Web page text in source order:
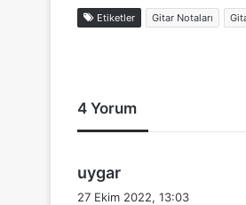
Etiketler Gitar Notaları
4 Yorum
uygar
27 Ekim 2022, 13:03